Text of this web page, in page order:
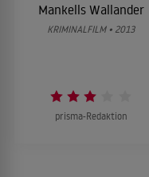
Mankells Wallander
KRIMINALFILM • 2013
prisma-Redaktion